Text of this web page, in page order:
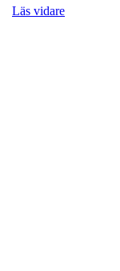
Läs vidare